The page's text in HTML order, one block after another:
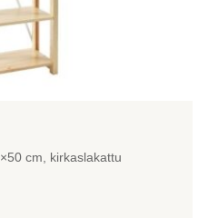
cm, kirkaslakattu